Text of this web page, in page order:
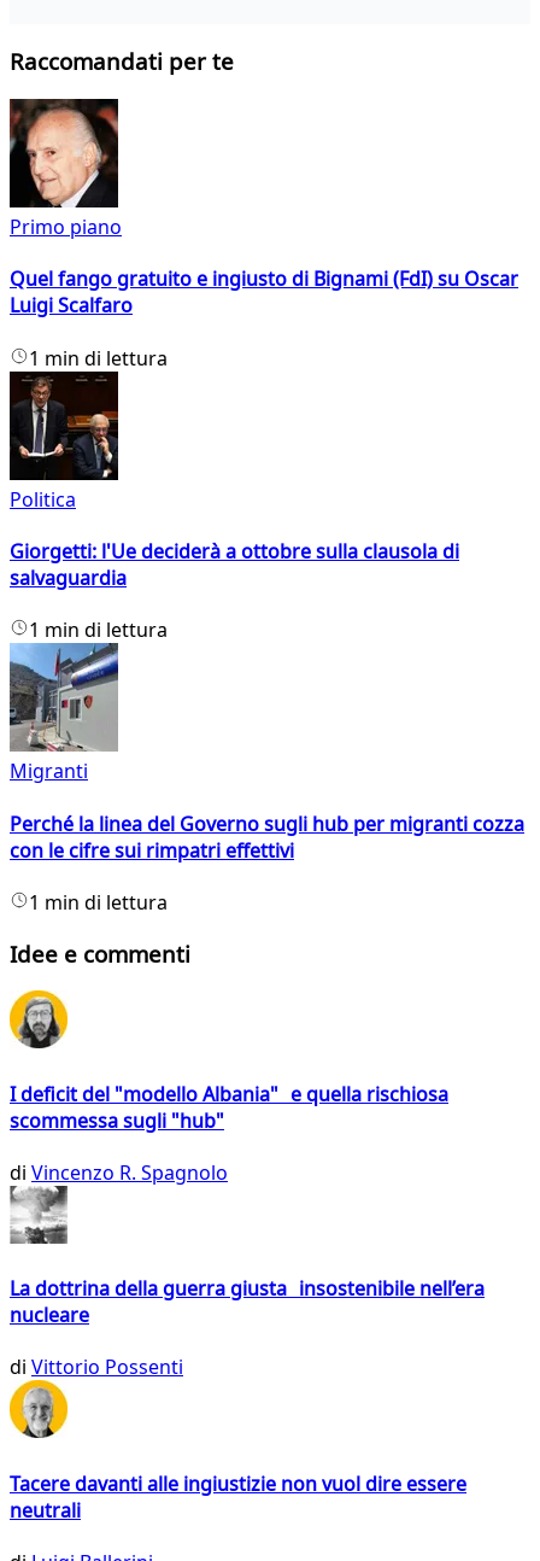
Raccomandati per te
Primo piano
Quel fango gratuito e ingiusto di Bignami (FdI) su Oscar
Luigi Scalfaro
1 min di lettura
Politica
Giorgetti: l'Ue deciderà a ottobre sulla clausola di
salvaguardia
1 min di lettura
Migranti
Perché la linea del Governo sugli hub per migranti cozza
con le cifre sui rimpatri effettivi
1 min di lettura
Idee e commenti
I deficit del "modello Albania" e quella rischiosa
scommessa sugli "hub"
di Vincenzo R. Spagnolo
La dottrina della guerra giusta insostenibile nell’era
nucleare
di Vittorio Possenti
Tacere davanti alle ingiustizie non vuol dire essere
neutrali